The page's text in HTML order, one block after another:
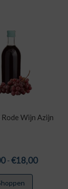
Wijn Azijn
-€18,00
Dit